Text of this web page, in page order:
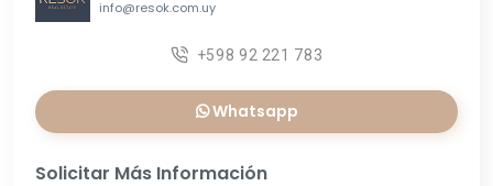
info@resok.com.uy
+598 92 221 783
Whatsapp
Solicitar Más Información